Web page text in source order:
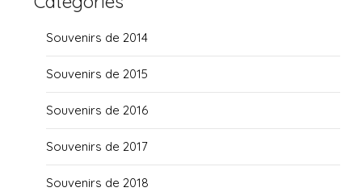
Souvenirs de 2014
Souvenirs de 2015
Souvenirs de 2016
Souvenirs de 2017
Souvenirs de 2018